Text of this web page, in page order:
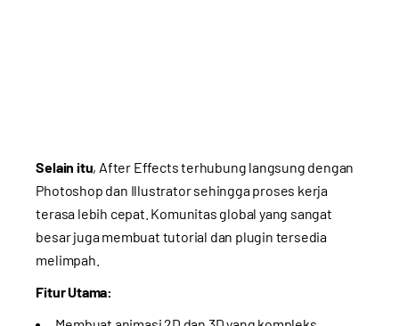
Selain itu, After Effects terhubung langsung dengan
Photoshop dan Illustrator sehingga proses kerja
terasa lebih cepat. Komunitas global yang sangat
besar juga membuat tutorial dan plugin tersedia
melimpah.
Fitur Utama: